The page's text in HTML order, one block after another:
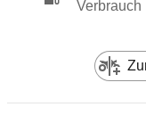
Verbrauch